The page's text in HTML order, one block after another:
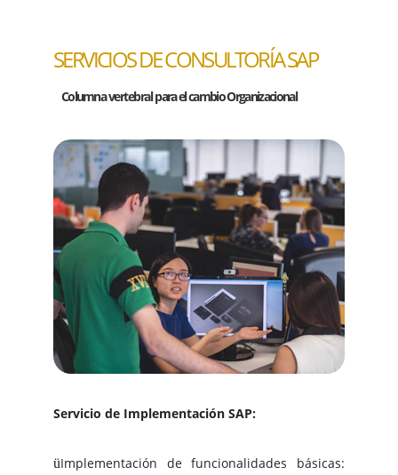
SERVICIOS DE CONSULTORÍA SAP
Columnavertebral para el cambio Organizacional
Servicio de Implementación SAP:
üImplementación de funcionalidades básicas: